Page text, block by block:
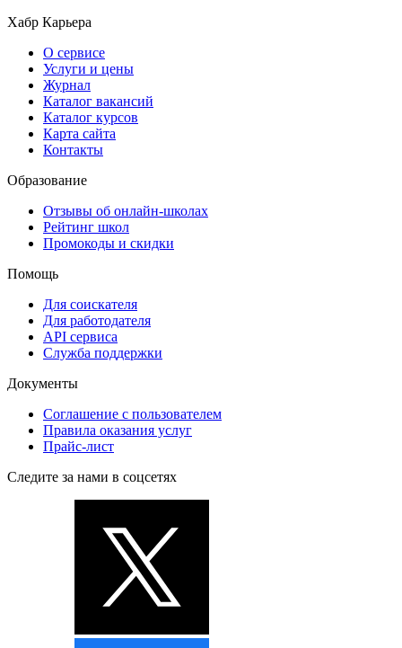
Хабр Карьера
О сервисе
Услуги и цены
Журнал
Каталог вакансий
Каталог курсов
Карта сайта
Контакты
Образование
Отзывы об онлайн-школах
Рейтинг школ
Промокоды и скидки
Помощь
Для соискателя
Для работодателя
API сервиса
Служба поддержки
Документы
Соглашение с пользователем
Правила оказания услуг
Прайс-лист
Следите за нами в соцсетях